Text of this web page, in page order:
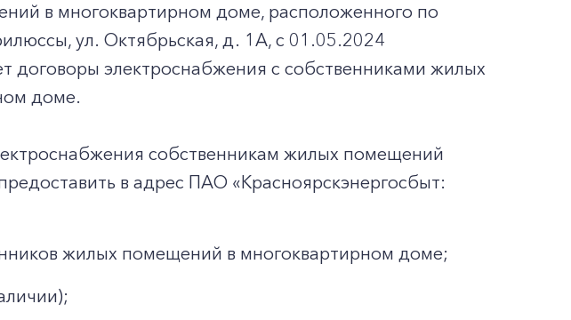
в многоквартирном доме, расположенного по
ул. Октябрьская, д. 1А, с 01.05.2024
договоры электроснабжения с собственниками жилых
доме.
собственникам жилых помещений
в адрес ПАО «Красноярскэнергосбыт:
жилых помещений в многоквартирном доме;